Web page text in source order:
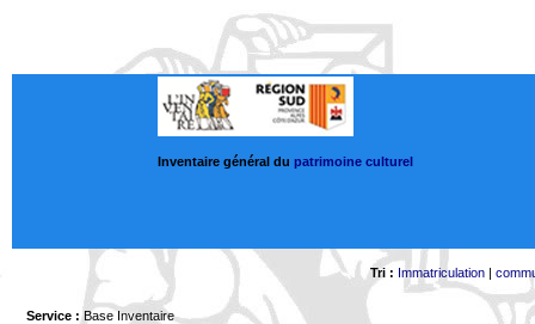
Inventaire général du patrimoine culturel
Tri : Immatriculation|
Service : Base Inventaire